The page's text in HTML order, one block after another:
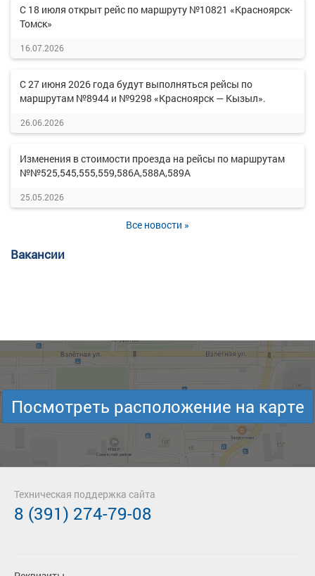
С 18 июля открыт рейс по маршруту №10821 «Красноярск-
Томск»
16.07.2026
С 27 июня 2026 года будут выполняться рейсы по
маршрутам №8944 и №9298 «Красноярск — Кызыл».
26.06.2026
Изменения в стоимости проезда на рейсы по маршрутам
№№525,545,555,559,586А,588А,589А
25.05.2026
Все новости »
Вакансии
Посмотреть расположение на карте
Техническая поддержка сайта
8 (391) 274-79-08